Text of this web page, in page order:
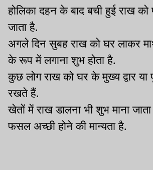
होलिका दहन के बाद बची हुई राख को
जाता है.
अगले दिन सुबह राख को घर लाकर
के रूप में लगाना शुभ होता है.
कुछ लोग राख को घर के मुख्य द्वार या
रखते हैं.
खेतों में राख डालना भी शुभ माना
फसल अच्छी होने की मान्यता है.